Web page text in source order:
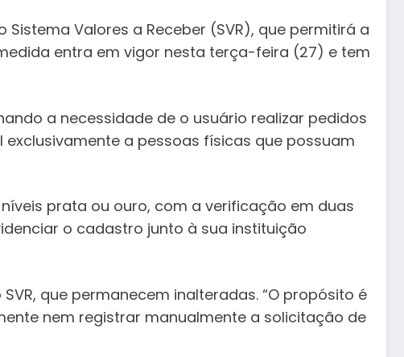
Valores a Receber (SVR), que permitirá a
entra em vigor nesta terça-feira (27) e tem
a necessidade de o usuário realizar pedidos
a pessoas físicas que possuam
prata ou ouro, com a verificação em duas
o cadastro junto à sua instituição
que permanecem inalteradas. “O propósito é
nem registrar manualmente a solicitação de